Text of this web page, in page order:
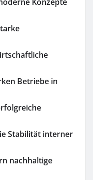
Betriebe in
Stabilität interner
nachhaltige